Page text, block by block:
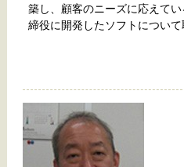
築し、顧客のニーズに応えて
締役に開発したソフトについて